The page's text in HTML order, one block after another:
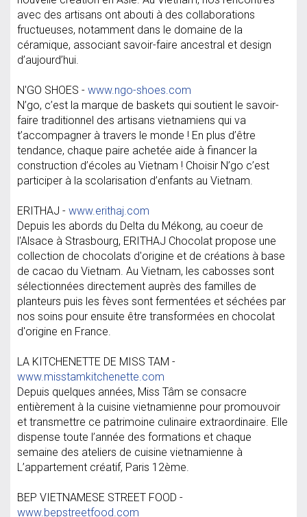
avec des artisans ont abouti à des collaborations
fructueuses, notamment dans le domaine de la
céramique, associant savoir-faire ancestral et design
d’aujourd’hui.
N'GO SHOES - www.ngo-shoes.com
N’go, c’est la marque de baskets qui soutient le savoir-
faire traditionnel des artisans vietnamiens qui va
t’accompagner à travers le monde ! En plus d’être
tendance, chaque paire achetée aide à financer la
construction d’écoles au Vietnam ! Choisir N’go c’est
participer à la scolarisation d’enfants au Vietnam.
ERITHAJ - www.erithaj.com
Depuis les abords du Delta du Mékong, au coeur de
l'Alsace à Strasbourg, ERITHAJ Chocolat propose une
collection de chocolats d'origine et de créations à base
de cacao du Vietnam. Au Vietnam, les cabosses sont
sélectionnées directement auprès des familles de
planteurs puis les fèves sont fermentées et séchées par
nos soins pour ensuite être transformées en chocolat
d'origine en France.
LA KITCHENETTE DE MISS TAM -
www.misstamkitchenette.com
Depuis quelques années, Miss Tâm se consacre
entièrement à la cuisine vietnamienne pour promouvoir
et transmettre ce patrimoine culinaire extraordinaire. Elle
dispense toute l’année des formations et chaque
semaine des ateliers de cuisine vietnamienne à
L’appartement créatif, Paris 12ème.
BEP VIETNAMESE STREET FOOD -
www.bepstreetfood.com